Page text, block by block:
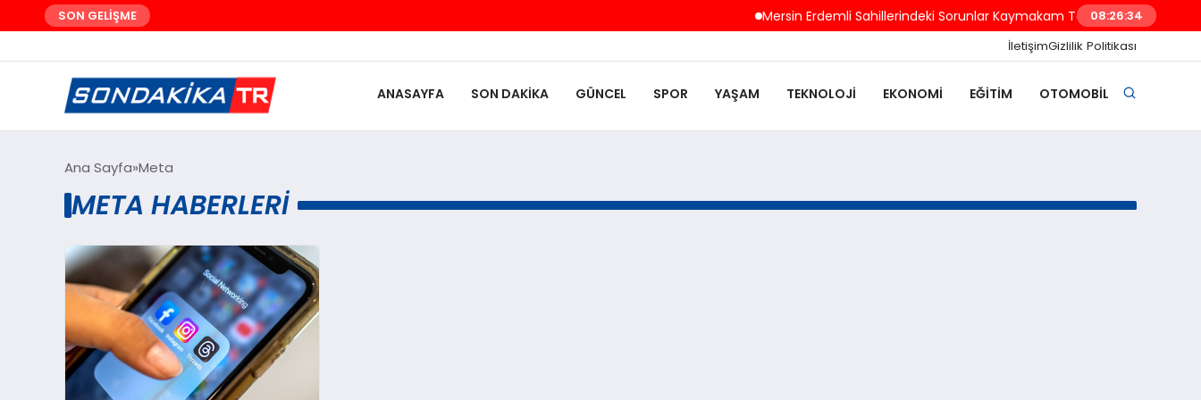
SON GELİŞME Mersin Erdemli Sahillerindeki Sorunlar Kaymakam Tetikoğlu’na İletildi
08:26:34
İletişimGizlilik Politikası
ANASAYFA SON DAKIKA GÜNCEL SPOR YAŞAM TEKNOLOJI EKONOMI EĞITIM OTOMOBIL
Ana Sayfa Meta
META HABERLERI